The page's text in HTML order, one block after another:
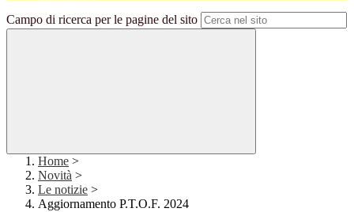
Campo di ricerca per le pagine del sito
Home >
Novità >
Le notizie >
Aggiornamento P.T.O.F. 2024